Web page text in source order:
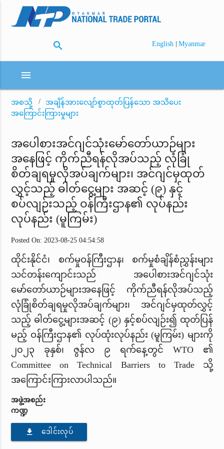
search English | Myanmar
menu
အစသို့
အချိန်အားလျော်စွာထုတ်ပြန်သော အသိပေး
အကြောင်းကြားမှုများ
အပေါစားအင်ဂျင်သုံးမော်တော်ယာဉ်များ
အနေဖြင့် ကိုက်ညီရန်လိုအပ်သည့် လုံခြုံ
စိတ်ချရမှုလိုအပ်ချက်များ၊ အင်ဂျင်မှထုတ်
လွှင့်သည့် ဓါတ်ငွေ့များ အဆင့် (၉) နှင့်
စပ်လျဉ်းသည့် ဝန်ကြီးဌာန၏ လုပ်နည်း
လုပ်နည်း (မူကြမ်း)
Posted On: 2023-08-25 04:54:58
ထိုင်းနိုင်ငံ၊ စက်မှုဝန်ကြီးဌာန၊ စက်မှုစံချိန်စံညွှန်းများ
သင်တန်းကျောင်းသည် အပေါစားအင်ဂျင်သုံး
မော်တော်ယာဉ်များအနေဖြင့် ကိုက်ညီရန်လိုအပ်သည့်
လုံခြုံစိတ်ချရမှုလိုအပ်ချက်များ၊ အင်ဂျင်မှထုတ်လွှင့်
သည့် ဓါတ်ငွေ့များအဆင့် (၉) နှင့်စပ်လျဉ်း၍ ထုတ်ပြန်
မည့် ဝန်ကြီးဌာန၏ လုပ်ထုံးလုပ်နည်း (မူကြမ်း) များကို
၂၀၂၃ ခုနှစ်၊ ဇွန်လ ၉ ရက်နေ့တွင် WTO ၏
Committee on Technical Barriers to Trade သို့
အကြောင်းကြားလာပါသည်။
အဖွဲ့အစည်း
ကဏ္ဍ
file_download ဒေါင်းလုပ်